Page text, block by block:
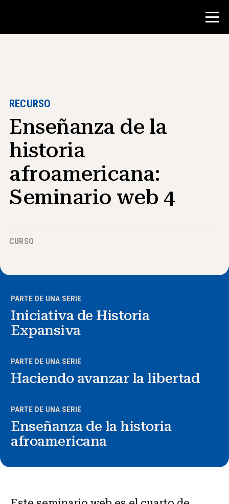
Recursos para maestros
Herramientas para el aula
institutos
Enseñanza de Habilidades de
Investigación
Asesoramiento a estudiantes de NHD
Noticias y Eventos
Acerca de NHD
RECURSO
Enseñanza de la
historia
afroamericana:
Seminario web 4
CURSO
PARTE DE UNA SERIE
Iniciativa de Historia
Expansiva
PARTE DE UNA SERIE
Haciendo avanzar la libertad
PARTE DE UNA SERIE
Enseñanza de la historia
afroamericana